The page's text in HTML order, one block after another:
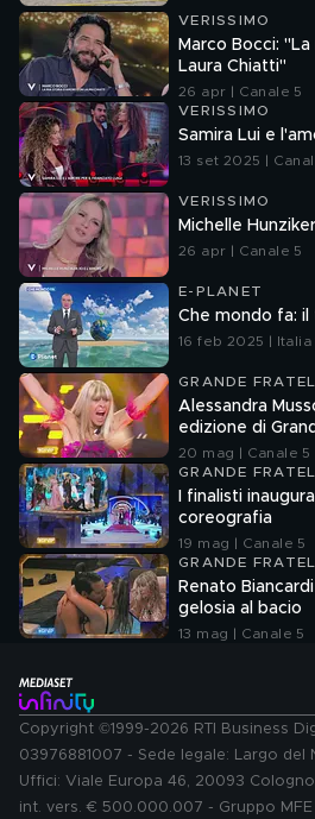
VERISSIMO
Marco Bocci:
Laura Chiatti"
26 apr | Canale 5
VERISSIMO
Samira Lui e
13 set 2025 |
VERISSIMO
Michelle
26 apr | Canale 5
E-PLANET
Che mondo fa:
16 feb 2025 | Italia
GRANDE
Alessandra
edizione di
20 mag | Canale 5
GRANDE
I finalisti
coreografia
19 mag | Canale 5
GRANDE
Renato
gelosia al bacio
13 mag | Canale 5
Copyright ©1999-2026 RTI Business
03976881007 - Sede legale: Largo del
Uffici: Viale Europa 46, 20093
int. vers. € 500.000.007 - Gruppo